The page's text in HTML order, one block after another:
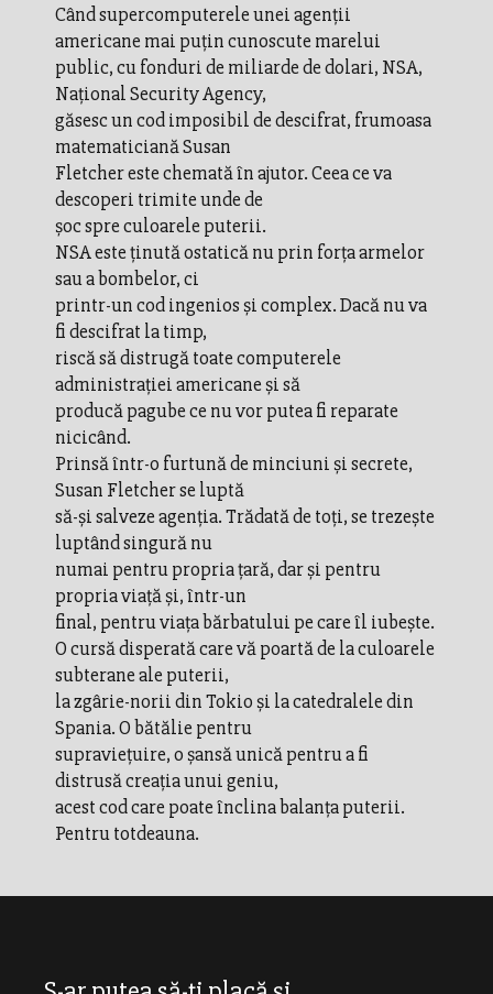
Când supercomputerele unei agenţii
americane mai puţin cunoscute marelui
public, cu fonduri de miliarde de dolari, NSA,
Naţional Security Agency,
găsesc un cod imposibil de descifrat, frumoasa
matematiciană Susan
Fletcher este chemată în ajutor. Ceea ce va
descoperi trimite unde de
şoc spre culoarele puterii.
NSA este ţinută ostatică nu prin forţa armelor
sau a bombelor, ci
printr-un cod ingenios şi complex. Dacă nu va
fi descifrat la timp,
riscă să distrugă toate computerele
administraţiei americane şi să
producă pagube ce nu vor putea fi reparate
nicicând.
Prinsă într-o furtună de minciuni şi secrete,
Susan Fletcher se luptă
să-şi salveze agenţia. Trădată de toţi, se trezeşte
luptând singură nu
numai pentru propria ţară, dar şi pentru
propria viaţă şi, într-un
final, pentru viaţa bărbatului pe care îl iubeşte.
O cursă disperată care vă poartă de la culoarele
subterane ale puterii,
la zgârie-norii din Tokio şi la catedralele din
Spania. O bătălie pentru
supravieţuire, o şansă unică pentru a fi
distrusă creaţia unui geniu,
acest cod care poate înclina balanţa puterii.
Pentru totdeauna.